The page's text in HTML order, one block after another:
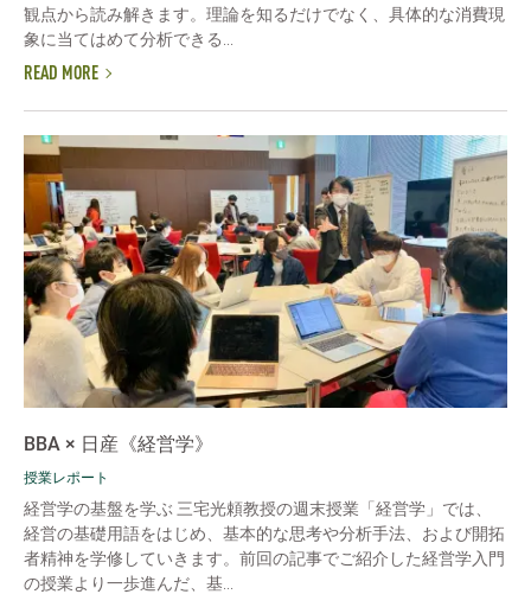
観点から読み解きます。理論を知るだけでなく、具体的な消費現
象に当てはめて分析できる...
READ MORE
BBA × 日産《経営学》
授業レポート
経営学の基盤を学ぶ 三宅光頼教授の週末授業「経営学」では、
経営の基礎用語をはじめ、基本的な思考や分析手法、および開拓
者精神を学修していきます。前回の記事でご紹介した経営学入門
の授業より一歩進んだ、基...